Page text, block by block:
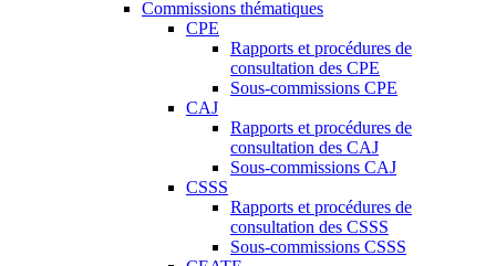
Commissions thématiques
CPE
Rapports et procédures de
consultation des CPE
Sous-commissions CPE
CAJ
Rapports et procédures de
consultation des CAJ
Sous-commissions CAJ
CSSS
Rapports et procédures de
consultation des CSSS
Sous-commissions CSSS